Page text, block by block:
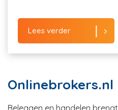
Lees verder
Onlinebrokers.nl
Beleggen en handelen brengt